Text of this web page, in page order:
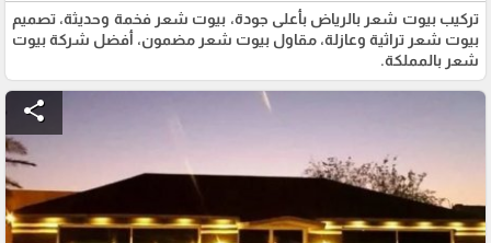
تركيب بيوت شعر بالرياض بأعلى جودة، بيوت شعر فخمة وحديثة، تصميم
بيوت شعر تراثية وعازلة، مقاول بيوت شعر مضمون، أفضل شركة بيوت
شعر بالمملكة.
share